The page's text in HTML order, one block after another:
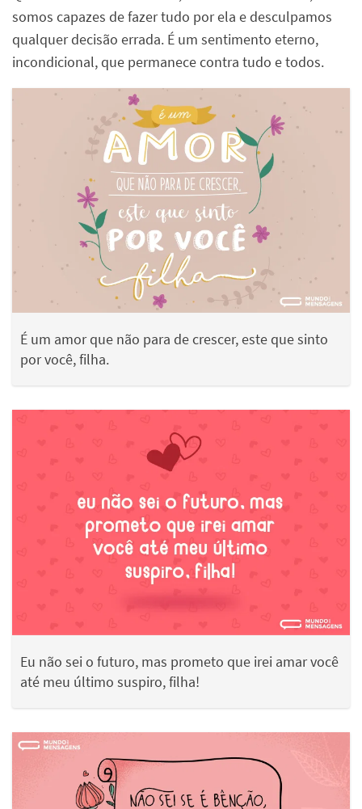
somos capazes de fazer tudo por ela e desculpamos
qualquer decisão errada. É um sentimento eterno,
incondicional, que permanece contra tudo e todos.
É um amor que não para de crescer, este que sinto
por você, filha.
Eu não sei o futuro, mas prometo que irei amar você
até meu último suspiro, filha!